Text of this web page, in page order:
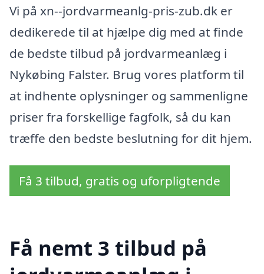
Vi på xn--jordvarmeanlg-pris-zub.dk er
dedikerede til at hjælpe dig med at finde
de bedste tilbud på jordvarmeanlæg i
Nykøbing Falster. Brug vores platform til
at indhente oplysninger og sammenligne
priser fra forskellige fagfolk, så du kan
træffe den bedste beslutning for dit hjem.
Få 3 tilbud, gratis og uforpligtende
Få nemt 3 tilbud på